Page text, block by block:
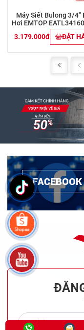
Máy Siết Bulong 3/4"
Hơi EMTOP
Siết 1600Nm
3.179.000đ ĐẶT
FACEBOOK
Họ và tên